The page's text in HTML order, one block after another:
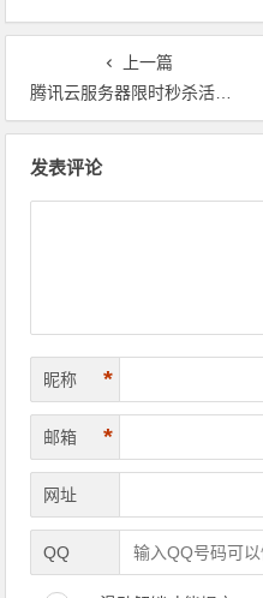
上一篇
腾讯云服务器限时秒杀活动,2核4G内存3M带宽阿里云腾讯云代金券优惠券
发表评论
昵称 *
邮箱 *
网址
QQ